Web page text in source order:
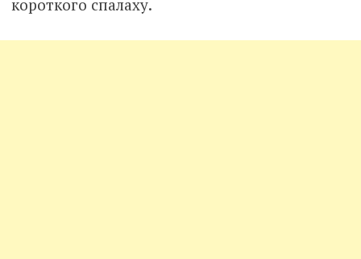
короткого спалаху.